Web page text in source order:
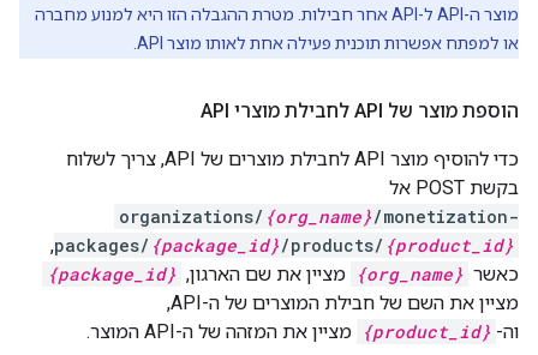
מוצר ה-API ל-API אחר חבילות. מטרת ההגבלה הזו היא למנוע מחברה
או למפתח אפשרות תוכנית פעילה אחת לאותו מוצר API.
הוספת מוצר של API לחבילת מוצרי API
כדי להוסיף מוצר API לחבילת מוצרים של API, צריך לשלוח
בקשת POST אל
organizations/ {org_name}/monetization-
packages/ {package_id}/products/ {product_id}
,
כאשר {org_name} מציין את שם הארגון, {package_id}
מציין את השם של חבילת המוצרים של ה-API,
וה- {product_id} מציין את המזהה של ה-API המוצר.